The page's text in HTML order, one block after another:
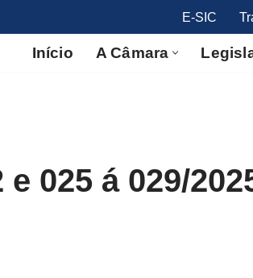
E-SIC
Início A Câmara
025 á 029/